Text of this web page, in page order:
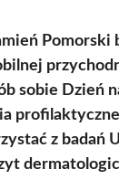
Pomorski
sobie Dzień
z badań